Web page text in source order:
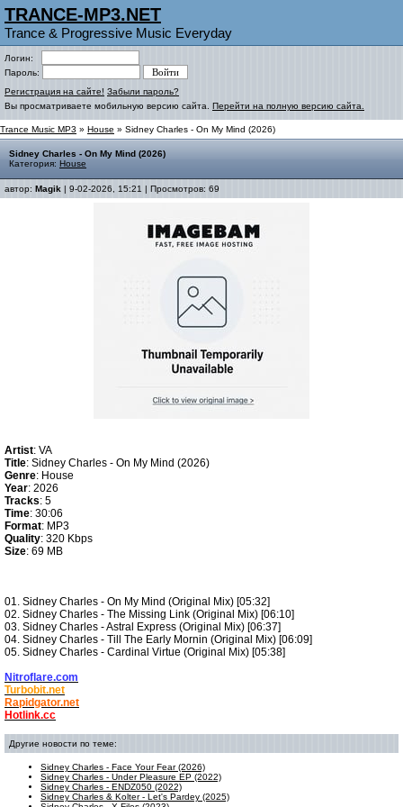
TRANCE-MP3.NET
Trance & Progressive Music Everyday
Логин:
Пароль:
Регистрация на сайте! Забыли пароль?
Вы просматриваете мобильную версию сайта. Перейти на полную версию сайта.
Trance Music MP3 » House » Sidney Charles - On My Mind (2026)
Sidney Charles - On My Mind (2026)
Категория: House
автор: Magik | 9-02-2026, 15:21 | Просмотров: 69
Artist: VA
Title: Sidney Charles - On My Mind (2026)
Genre: House
Year: 2026
Tracks: 5
Time: 30:06
Format: MP3
Quality: 320 Kbps
Size: 69 MB
01. Sidney Charles - On My Mind (Original Mix) [05:32]
02. Sidney Charles - The Missing Link (Original Mix) [06:10]
03. Sidney Charles - Astral Express (Original Mix) [06:37]
04. Sidney Charles - Till The Early Mornin (Original Mix) [06:09]
05. Sidney Charles - Cardinal Virtue (Original Mix) [05:38]
Nitroflare.com
Turbobit.net
Rapidgator.net
Hotlink.cc
Другие новости по теме:
Sidney Charles - Face Your Fear (2026)
Sidney Charles - Under Pleasure EP (2022)
Sidney Charles - ENDZ050 (2022)
Sidney Charles & Kolter - Let's Pardey (2025)